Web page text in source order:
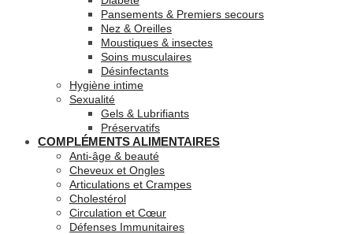
Pansements & Premiers secours
Nez & Oreilles
Moustiques & insectes
Soins musculaires
Désinfectants
Hygiène intime
Sexualité
Gels & Lubrifiants
Préservatifs
COMPLÉMENTS ALIMENTAIRES
Anti-âge & beauté
Cheveux et Ongles
Articulations et Crampes
Cholestérol
Circulation et Cœur
Défenses Immunitaires